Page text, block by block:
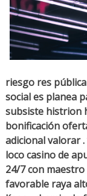
riesgo res
social es planea
subsiste histrion
bonificación
adicional valorar
loco casino de
24/7 con
favorable raya